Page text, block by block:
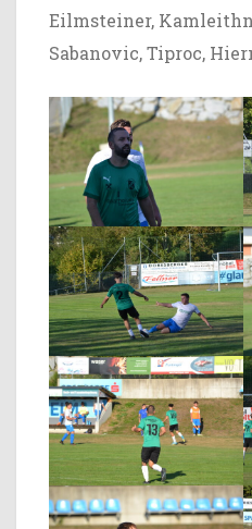
Eilmsteiner,
Sabanovic, Tiproc,